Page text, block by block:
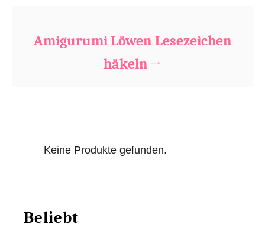
Amigurumi Löwen Lesezeichen
häkeln
Keine Produkte gefunden.
Beliebt